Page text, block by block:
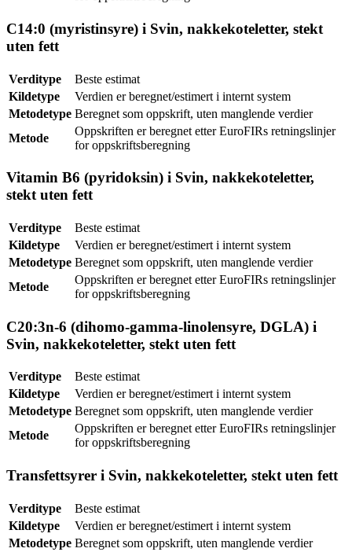
C14:0 (myristinsyre) i Svin, nakkekoteletter, stekt
uten fett
Verditype
Beste estimat
Kildetype
Verdien er beregnet/estimert i internt system
Metodetype Beregnet som oppskrift, uten manglende verdier
Metode
Oppskriften er beregnet etter EuroFIRs retningslinjer
for oppskriftsberegning
Vitamin B6 (pyridoksin) i Svin, nakkekoteletter,
stekt uten fett
Verditype
Beste estimat
Kildetype
Verdien er beregnet/estimert i internt system
Metodetype Beregnet som oppskrift, uten manglende verdier
Metode
Oppskriften er beregnet etter EuroFIRs retningslinjer
for oppskriftsberegning
C20:3n-6 (dihomo-gamma-linolensyre, DGLA) i
Svin, nakkekoteletter, stekt uten fett
Verditype
Beste estimat
Kildetype
Verdien er beregnet/estimert i internt system
Metodetype Beregnet som oppskrift, uten manglende verdier
Metode
Oppskriften er beregnet etter EuroFIRs retningslinjer
for oppskriftsberegning
Transfettsyrer i Svin, nakkekoteletter, stekt uten fett
Verditype
Beste estimat
Kildetype
Verdien er beregnet/estimert i internt system
Metodetype Beregnet som oppskrift, uten manglende verdier